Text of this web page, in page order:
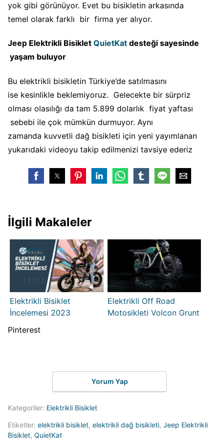
yok gibi görünüyor. Evet bu bisikletin arkasında
temel olarak farklı bir firma yer alıyor.
Jeep Elektrikli Bisiklet QuietKat desteği sayesinde
yaşam buluyor
Bu elektrikli bisikletin Türkiye’de satılmasını
ise kesinlikle beklemiyoruz. Gelecekte bir sürpriz
olması olasılığı da tam 5.899 dolarlık fiyat yaftası
sebebi ile çok mümkün durmuyor. Aynı
zamanda kuvvetli dağ bisikleti için yeni yayımlanan
yukarıdaki videoyu takip edilmenizi tavsiye ederiz
İlgili Makaleler
Elektrikli Bisiklet
İncelemesi 2023
Elektrikli Off Road
Motosikleti Volcon Grunt
Pinterest
Yorum Yap
Kategoriler: Elektrikli Bisiklet
Etiketler: elektrikli bisiklet, elektrikli dağ bisikleti, Jeep Elektrikli
Bisiklet, QuietKat